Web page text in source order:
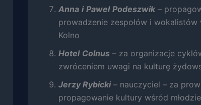
Anna i Paweł Podeszwik–
prowadzenie zespołów i
Kolno
Hotel Colnus– za organizacje
zwróceniem uwagi na kulturę
Jerzy Rybicki– nauczyciel – za
propagowanie kultury wśród
zachowania
podczas
szansę na
zobaczenie
treści i ofert.